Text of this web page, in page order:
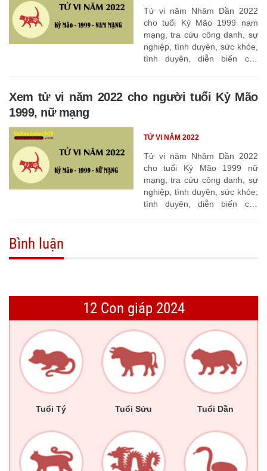
Tử vi năm Nhâm Dần 2022
cho tuổi Kỷ Mão 1999 nam
mạng, tra cứu công danh, sự
nghiệp, tình duyên, sức khỏe,
tình duyên, diễn biến các
Xem tử vi năm 2022 cho người tuổi Kỷ Mão
1999, nữ mạng
Tử vi năm Nhâm Dần 2022
cho tuổi Kỷ Mão 1999 nữ
mạng, tra cứu công danh, sự
nghiệp, tình duyên, sức khỏe,
tình duyên, diễn biến các
TỬ VI NĂM 2022
Bình luận
12 Con giáp 2024
Tuổi Tý Tuổi Sửu Tuổi Dần